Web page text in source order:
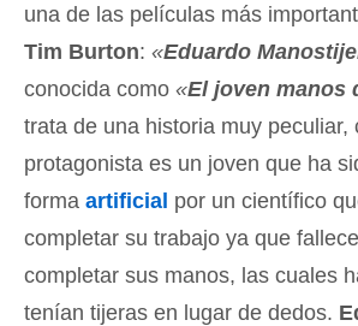
una de las películas más
Tim Burton: «Eduardo
conocida como «El joven manos
trata de una historia muy peculiar,
protagonista es un joven que ha
forma artificial por un científico
completar su trabajo ya que
completar sus manos, las cuales
tenían tijeras en lugar de dedos.